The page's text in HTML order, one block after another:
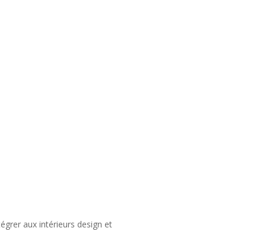
aux intérieurs design et